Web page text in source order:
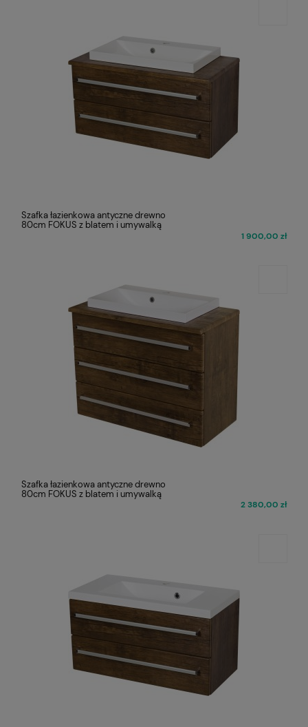
Szafka łazienkowa antyczne drewno
80cm FOKUS z blatem i umywalką
1 900,00 zł
Szafka łazienkowa antyczne drewno
80cm FOKUS z blatem i umywalką
2 380,00 zł